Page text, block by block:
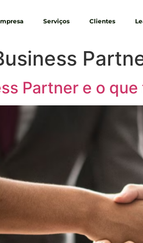
Serviços Clientes
Partner e o